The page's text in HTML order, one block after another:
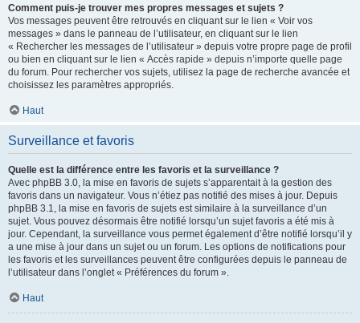
Comment puis-je trouver mes propres messages et sujets ?
Vos messages peuvent être retrouvés en cliquant sur le lien « Voir vos
messages » dans le panneau de l’utilisateur, en cliquant sur le lien
« Rechercher les messages de l’utilisateur » depuis votre propre page de profil
ou bien en cliquant sur le lien « Accès rapide » depuis n’importe quelle page
du forum. Pour rechercher vos sujets, utilisez la page de recherche avancée et
choisissez les paramètres appropriés.
Haut
Surveillance et favoris
Quelle est la différence entre les favoris et la surveillance ?
Avec phpBB 3.0, la mise en favoris de sujets s’apparentait à la gestion des
favoris dans un navigateur. Vous n’étiez pas notifié des mises à jour. Depuis
phpBB 3.1, la mise en favoris de sujets est similaire à la surveillance d’un
sujet. Vous pouvez désormais être notifié lorsqu’un sujet favoris a été mis à
jour. Cependant, la surveillance vous permet également d’être notifié lorsqu’il y
a une mise à jour dans un sujet ou un forum. Les options de notifications pour
les favoris et les surveillances peuvent être configurées depuis le panneau de
l’utilisateur dans l’onglet « Préférences du forum ».
Haut